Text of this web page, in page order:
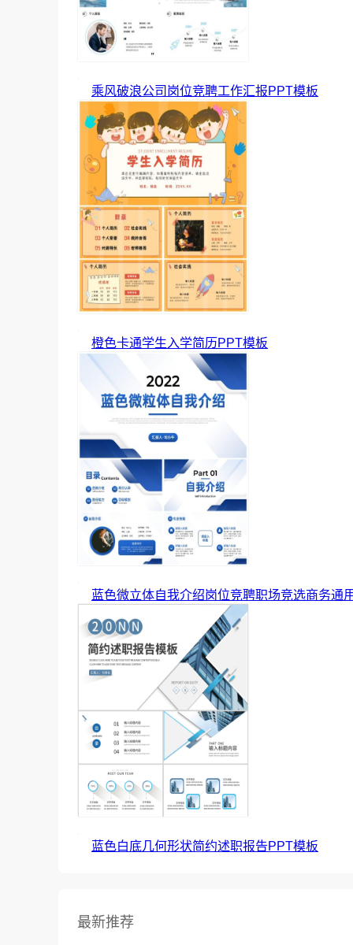
乘风破浪公司岗位竞聘工作汇报PPT模板
橙色卡通学生入学简历PPT模板
蓝色微立体自我介绍岗位竞聘职场竞选商务通
蓝色白底几何形状简约述职报告PPT模板
最新推荐